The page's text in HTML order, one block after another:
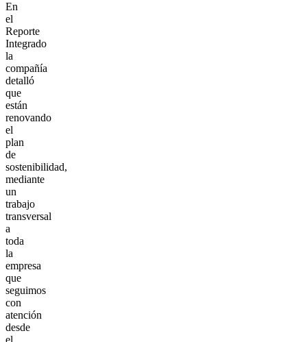
En
el
Reporte
Integrado
la
compañía
detalló
que
están
renovando
el
plan
de
sostenibilidad,
mediante
un
trabajo
transversal
a
toda
la
empresa
que
seguimos
con
atención
desde